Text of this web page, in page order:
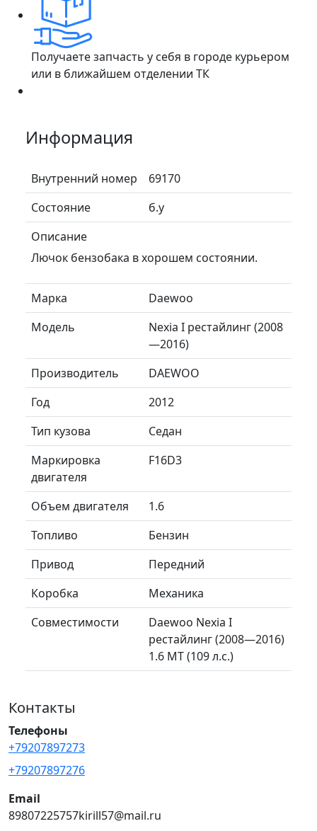
Получаете запчасть у себя в городе курьером
или в ближайшем отделении ТК
Информация
Внутренний номер
69170
Состояние
б.у
Описание
Лючок бензобака в хорошем состоянии.
Марка
Daewoo
Модель
Nexia I рестайлинг (2008
—2016)
Производитель
DAEWOO
Год
2012
Тип кузова
Седан
Маркировка
двигателя
F16D3
Объем двигателя
1.6
Топливо
Бензин
Привод
Передний
Коробка
Механика
Совместимости
Daewoo Nexia I
рестайлинг (2008—2016)
1.6 MT (109 л.с.)
Контакты
Телефоны
+79207897273
+79207897276
Email
89807225757kirill57@mail.ru